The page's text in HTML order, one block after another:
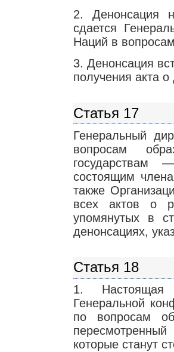
2. Денонсация
сдается
Наций в
3. Денонсация
получения акта
Статья 17
Генеральный
вопросам
государствам
состоящим
также
всех актов о
упомянутых в
денонсациях,
Статья 18
1. Настоящая
Генеральной
по вопросам
пересмотренный
которые станут